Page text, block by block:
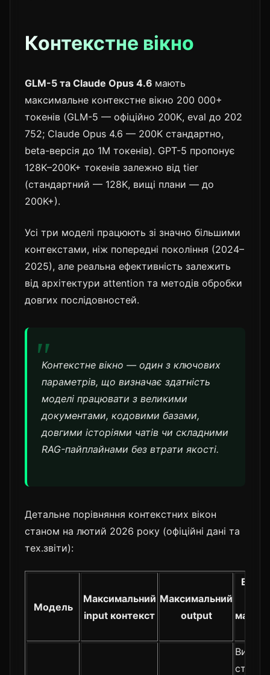
Контекстне вікно
GLM-5 та Claude Opus 4.6 мають
максимальне контекстне вікно 200 000+
токенів (GLM-5 — офіційно 200K, eval до 202
752; Claude Opus 4.6 — 200K стандартно,
beta-версія до 1M токенів). GPT-5 пропонує
128K–200K+ токенів залежно від tier
(стандартний — 128K, вищі плани — до
200K+).
Усі три моделі працюють зі значно більшими
контекстами, ніж попередні покоління (2024–
2025), але реальна ефективність залежить
від архітектури attention та методів обробки
довгих послідовностей.
Контекстне вікно — один з ключових
параметрів, що визначає здатність
моделі працювати з великими
документами, кодовими базами,
довгими історіями чатів чи складними
RAG-пайплайнами без втрати якості.
Детальне порівняння контекстних вікон
станом на лютий 2026 року (офіційні дані та
тех.звіти):
Модель
Максимальний
input контекст
Максимальний
output
Висока